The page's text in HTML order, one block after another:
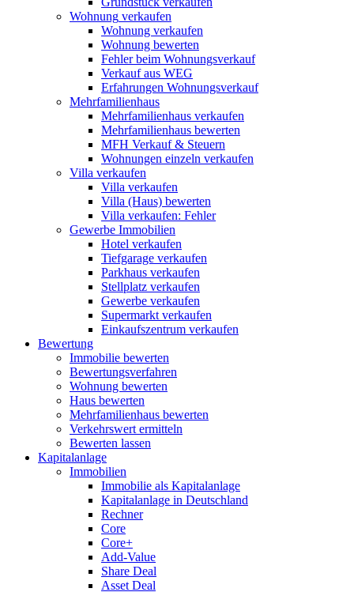
Wohnung verkaufen
Wohnung verkaufen
Wohnung bewerten
Fehler beim Wohnungsverkauf
Verkauf aus WEG
Erfahrungen Wohnungsverkauf
Mehrfamilienhaus
Mehrfamilienhaus verkaufen
Mehrfamilienhaus bewerten
MFH Verkauf & Steuern
Wohnungen einzeln verkaufen
Villa verkaufen
Villa verkaufen
Villa (Haus) bewerten
Villa verkaufen: Fehler
Gewerbe Immobilien
Hotel verkaufen
Tiefgarage verkaufen
Parkhaus verkaufen
Stellplatz verkaufen
Gewerbe verkaufen
Supermarkt verkaufen
Einkaufszentrum verkaufen
Bewertung
Immobilie bewerten
Bewertungsverfahren
Wohnung bewerten
Haus bewerten
Mehrfamilienhaus bewerten
Verkehrswert ermitteln
Bewerten lassen
Kapitalanlage
Immobilien
Immobilie als Kapitalanlage
Kapitalanlage in Deutschland
Rechner
Core
Core+
Add-Value
Share Deal
Asset Deal